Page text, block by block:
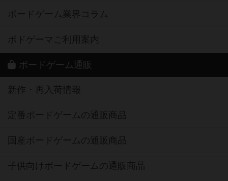
ボードゲーム業界コラム
ボドゲーマご利用案内
ボードゲーム通販
新作・再入荷情報
定番ボードゲームの通販商品
国産ボードゲームの通販商品
子供向けボードゲームの通販商品